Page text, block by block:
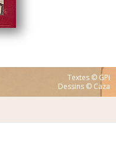
Textes © GPI
Dessins © Caza